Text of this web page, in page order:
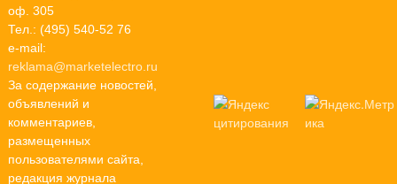
оф. 305
Тел.: (495) 540-52 76
e-mail:
reklama@marketelectro.ru
За содержание новостей,
объявлений и
комментариев,
размещенных
пользователями сайта,
редакция журнала